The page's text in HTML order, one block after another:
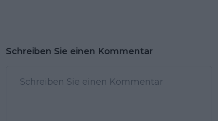
Schreiben Sie einen Kommentar